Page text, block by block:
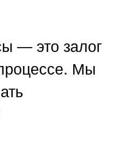
— это залог
Мы